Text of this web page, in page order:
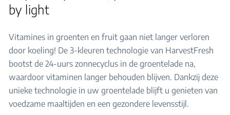
by light
Vitamines in groenten en fruit gaan niet langer verloren
door koeling! De 3-kleuren technologie van HarvestFresh
bootst de 24-uurs zonnecyclus in de groentelade na,
waardoor vitaminen langer behouden blijven. Dankzij deze
unieke technologie in uw groentelade blijft u genieten van
voedzame maaltijden en een gezondere levensstijl.